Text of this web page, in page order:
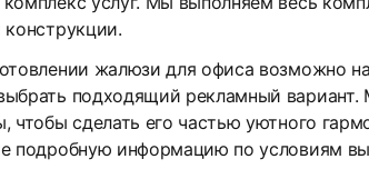
конструкции.
жалюзи для офиса возможно
подходящий рекламный
чтобы сделать его частью уютного
подробную информацию по условиям